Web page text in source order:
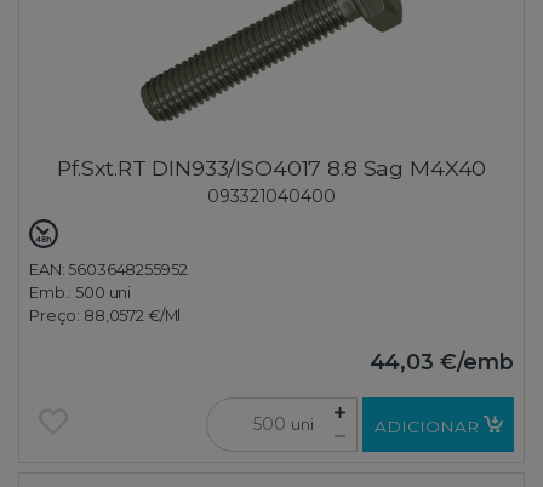
Pf.Sxt.RT DIN933/ISO4017 8.8 Sag M4X40
093321040400
EAN: 5603648255952
Emb.:500 uni
Preço: 88,0572 €/Ml
44,03 €/emb
uni ADICIONAR